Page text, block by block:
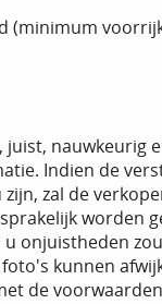
(minimum
nauwkeurig
Indien de
zal de
worden
onjuistheden
kunnen
de